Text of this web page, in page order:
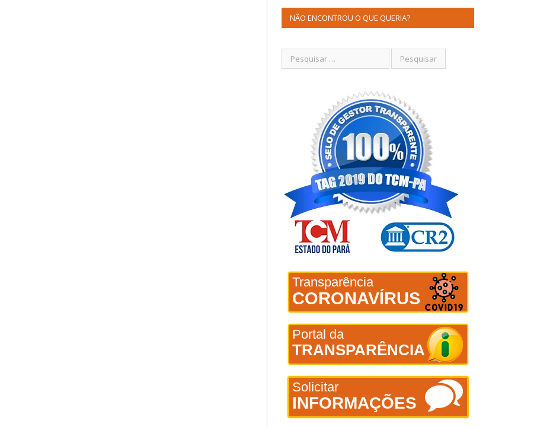
NÃO ENCONTROU O QUE QUERIA?
Transparência
CORONAVÍRUS
Portal da
TRANSPARÊNCIA
Solicitar
INFORMAÇÕES